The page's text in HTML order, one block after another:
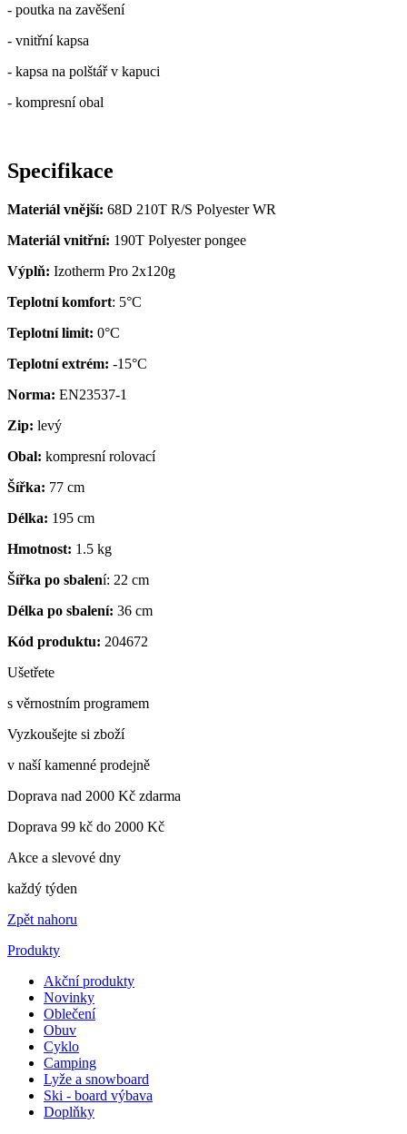
- poutka na zavěšení
- vnitřní kapsa
- kapsa na polštář v kapuci
- kompresní obal
Specifikace
Materiál vnější: 68D 210T R/S Polyester WR
Materiál vnitřní: 190T Polyester pongee
Výplň: Izotherm Pro 2x120g
Teplotní komfort: 5°C
Teplotní limit: 0°C
Teplotní extrém: -15°C
Norma: EN23537-1
Zip: levý
Obal: kompresní rolovací
Šířka: 77 cm
Délka: 195 cm
Hmotnost: 1.5 kg
Šířka po sbalení: 22 cm
Délka po sbalení: 36 cm
Kód produktu: 204672
Ušetřete
s věrnostním programem
Vyzkoušejte si zboží
v naší kamenné prodejně
Doprava nad 2000 Kč zdarma
Doprava 99 kč do 2000 Kč
Akce a slevové dny
každý týden
Zpět nahoru
Produkty
Akční produkty
Novinky
Oblečení
Obuv
Cyklo
Camping
Lyže a snowboard
Ski - board výbava
Doplňky